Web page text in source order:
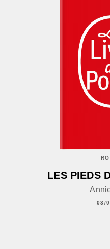
LES PIEDS
03/